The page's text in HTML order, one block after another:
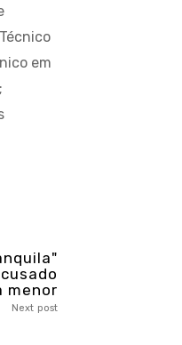
em
menor
Next post